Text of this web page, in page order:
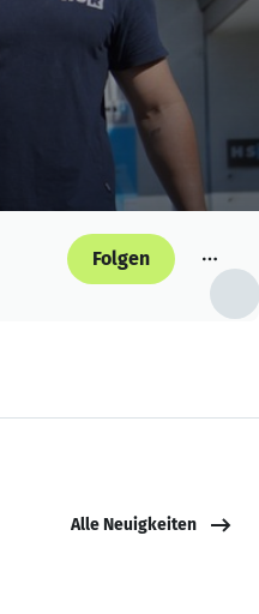
Folgen
Alle Neuigkeiten